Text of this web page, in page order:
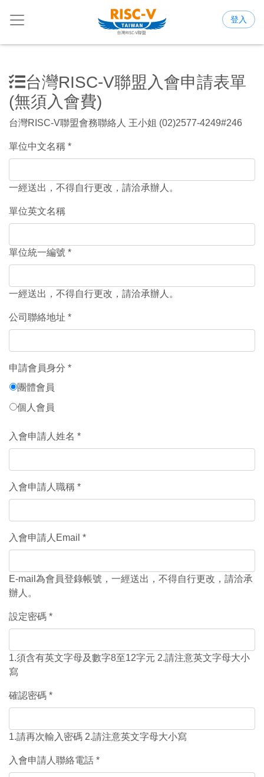
登入
台灣RISC-V聯盟入會申請表單
(無須入會費)
台灣RISC-V聯盟會務聯絡人 王小姐 (02)2577-4249#246
單位中文名稱
一經送出，不得自行更改，請洽承辦人。
單位英文名稱
單位統一編號
一經送出，不得自行更改，請洽承辦人。
公司聯絡地址
申請會員身分
團體會員
個人會員
入會申請人姓名
入會申請人職稱
入會申請人Email
E-mail為會員登錄帳號，一經送出，不得自行更改，請洽承
辦人。
設定密碼
1.須含有英文字母及數字8至12字元 2.請注意英文字母大小
寫
確認密碼
1.請再次輸入密碼 2.請注意英文字母大小寫
入會申請人聯絡電話